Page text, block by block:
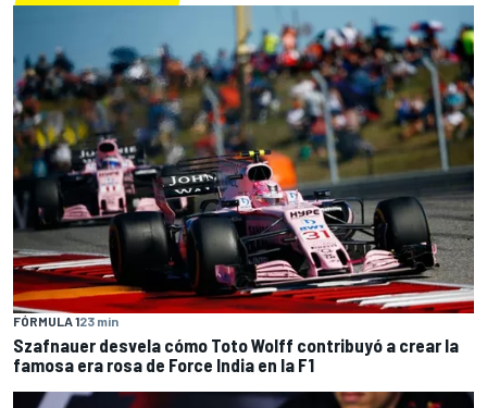
FÓRMULA 123 min
Szafnauer desvela cómo Toto Wolff contribuyó a crear la
famosa era rosa de Force India en la F1